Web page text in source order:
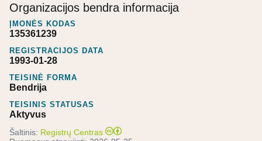
Organizacijos bendra informacija
ĮMONĖS KODAS
135361239
REGISTRACIJOS DATA
1993-01-28
TEISINĖ FORMA
Bendrija
TEISINIS STATUSAS
Aktyvus
Šaltinis: Registrų Centras